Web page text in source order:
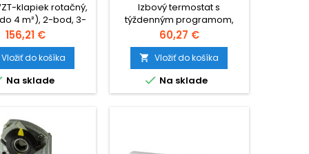
klapiek rotačný,
4 m²), 2-bod, 3-
230V~, BHF
Cena
156,21 €
Vložiť do košíka
Na sklade
Izbový termostat s
týždenným programom,
sieťové napájanie, 230V~,
alebo batéria.
Cena
60,27 €
 Vložiť do košíka
 Na sklade